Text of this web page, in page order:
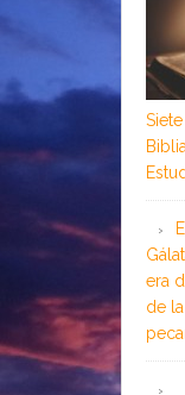
era
de